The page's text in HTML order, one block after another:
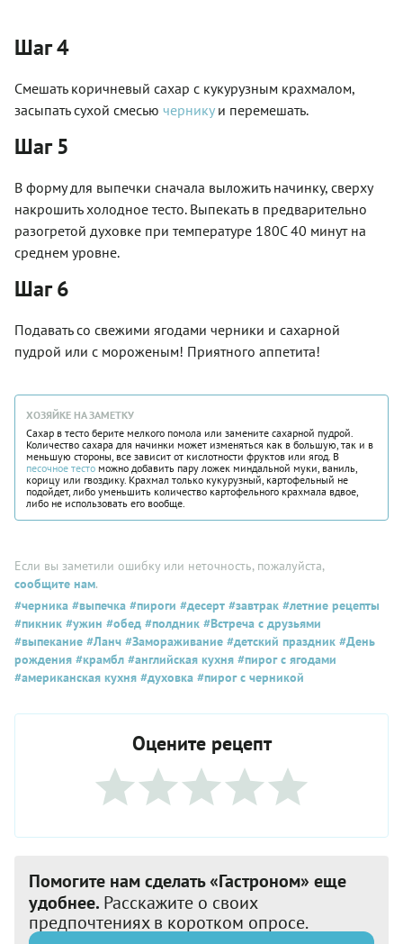
Шаг 4
Смешать коричневый сахар с кукурузным крахмалом,
засыпать сухой смесью чернику и перемешать.
Шаг 5
В форму для выпечки сначала выложить начинку, сверху
накрошить холодное тесто. Выпекать в предварительно
разогретой духовке при температуре 180С 40 минут на
среднем уровне.
Шаг 6
Подавать со свежими ягодами черники и сахарной
пудрой или с мороженым! Приятного аппетита!
ХОЗЯЙКЕ НА ЗАМЕТКУ
Сахар в тесто берите мелкого помола или замените сахарной пудрой.
Количество сахара для начинки может изменяться как в большую, так и в
меньшую стороны, все зависит от кислотности фруктов или ягод. В
песочное тесто можно добавить пару ложек миндальной муки, ваниль,
корицу или гвоздику. Крахмал только кукурузный, картофельный не
подойдет, либо уменьшить количество картофельного крахмала вдвое,
либо не использовать его вообще.
Если вы заметили ошибку или неточность, пожалуйста,
сообщите нам.
#черника #выпечка #пироги #десерт #завтрак #летние рецепты
#пикник #ужин #обед #полдник #Встреча с друзьями
#выпекание #Ланч #Замораживание #детский праздник #День
рождения #крамбл #английская кухня #пирог с ягодами
#американская кухня #духовка #пирог с черникой
Оцените рецепт
Помогите нам сделать «Гастроном» еще
удобнее. Расскажите о своих
предпочтениях в коротком опросе.